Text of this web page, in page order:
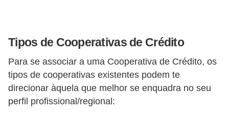
Tipos de Cooperativas de Crédito
Para se associar a uma Cooperativa de Crédito, os
tipos de cooperativas existentes podem te
direcionar àquela que melhor se enquadra no seu
perfil profissional/regional:
i
o
s
e